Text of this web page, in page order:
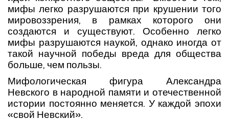
мифы легко разрушаются при крушении того
мировоззрения, в рамках которого они
создаются и существуют. Особенно легко
мифы разрушаются наукой, однако иногда от
такой научной победы вреда для общества
больше, чем пользы.
Мифологическая фигура Александра
Невского в народной памяти и отечественной
истории постоянно меняется. У каждой эпохи
«свой Невский».